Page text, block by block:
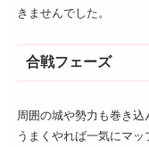
きませんでした。
合戦フェーズ
周囲の城や勢力も巻き込
うまくやれば一気にマッ